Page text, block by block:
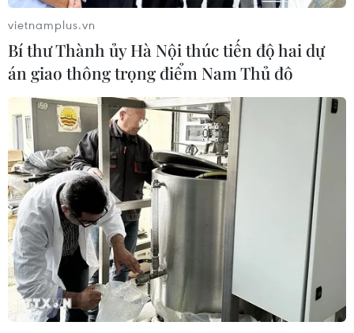
vietnamplus.vn
Bí thư Thành ủy Hà Nội thúc tiến độ hai dự
án giao thông trọng điểm Nam Thủ đô